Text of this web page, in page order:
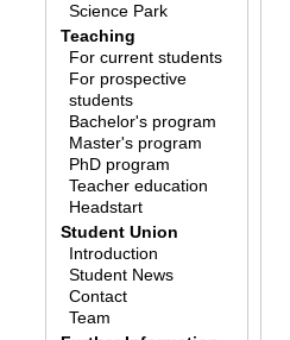
Science Park
Teaching
For current students
For prospective
students
Bachelor's program
Master's program
PhD program
Teacher education
Headstart
Student Union
Introduction
Student News
Contact
Team